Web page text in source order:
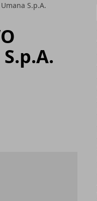
S.p.A.